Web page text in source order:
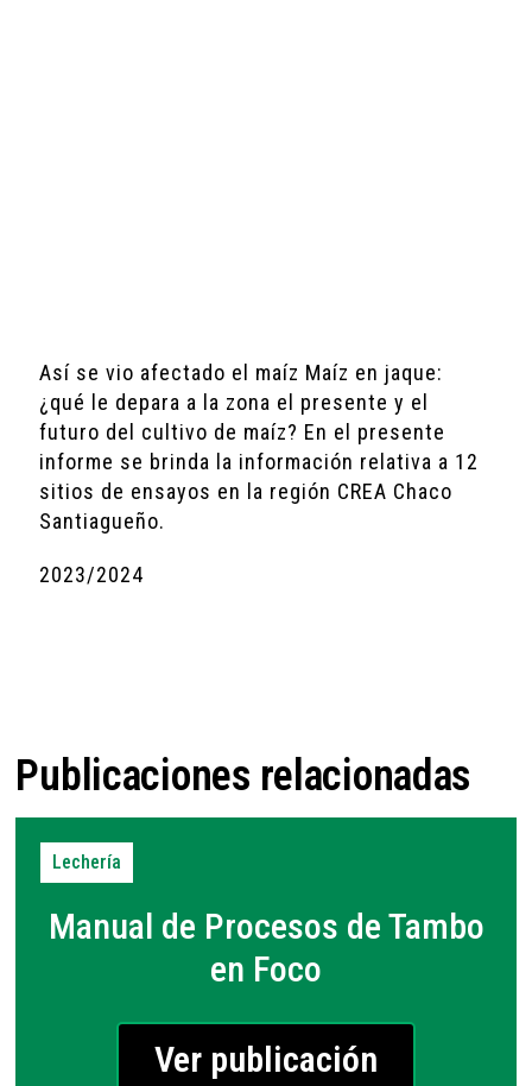
2023/2024
Así se vio afectado el maíz Maíz en jaque:
¿qué le depara a la zona el presente y el
futuro del cultivo de maíz? En el presente
informe se brinda la información relativa a 12
sitios de ensayos en la región CREA Chaco
Santiagueño.
Lechería
Manual de Procesos de Tambo
en Foco
Ver publicación
Publicaciones relacionadas